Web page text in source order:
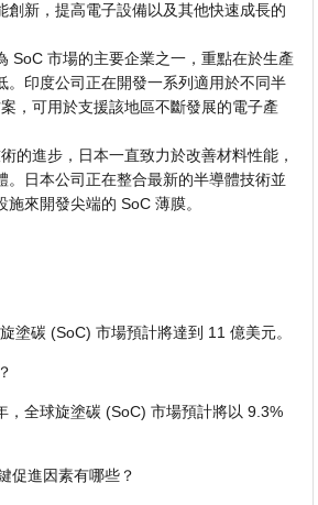
創新，提高電子設備以及其他快速成長的
SoC 市場的主要企業之一，重點在於生產
。印度公司正在開發一系列適用於不同半
，可用於支援該地區不斷發展的電子產
的進步，日本一直致力於改善材料性能，
。日本公司正在整合最新的半導體技術並
來開發尖端的 SoC 薄膜。
塗碳 (SoC) 市場預計將達到 11 億美元。
，全球旋塗碳 (SoC) 市場預計將以 9.3%
促進因素有哪些？